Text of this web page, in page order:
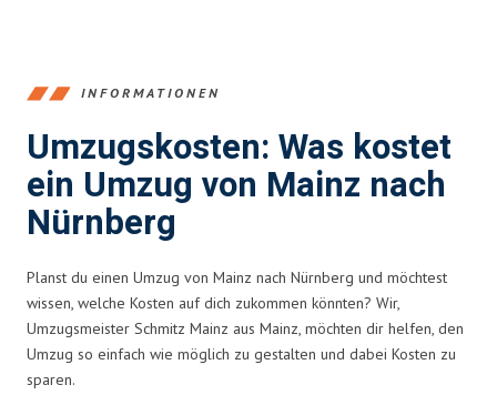
INFORMATIONEN
Umzugskosten: Was kostet
ein Umzug von Mainz nach
Nürnberg
Planst du einen Umzug von Mainz nach Nürnberg und möchtest
wissen, welche Kosten auf dich zukommen könnten? Wir,
Umzugsmeister Schmitz Mainz aus Mainz, möchten dir helfen, den
Umzug so einfach wie möglich zu gestalten und dabei Kosten zu
sparen.